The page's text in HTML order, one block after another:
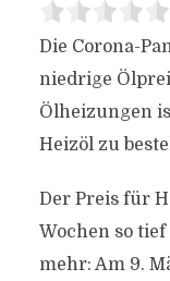
Die Corona-
niedrige
Ölheizungen
Heizöl zu
Der Preis für
Wochen so
mehr: Am 9.